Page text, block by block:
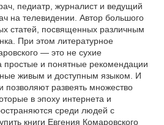
педиатр, журналист и ведущий
на телевидении. Автор большого
статей, посвященных различным
При этом литературное
— это не сухие
и понятные рекомендации
живым и доступным языком. И
развеять множество
в эпоху интернета и
среди людей с
книги Евгения Комаровского